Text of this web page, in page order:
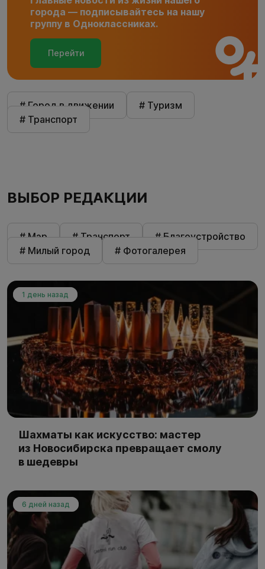
города — подписывайтесь на нашу
группу в Одноклассниках.
Перейти
# Город в движении
# Туризм
# Транспорт
ВЫБОР РЕДАКЦИИ
# Мэр # Транспорт
# Благоустройство
# Милый город
# Фотогалерея
1 день назад
Шахматы как искусство: мастер
из Новосибирска превращает смолу
в шедевры
6 дней назад